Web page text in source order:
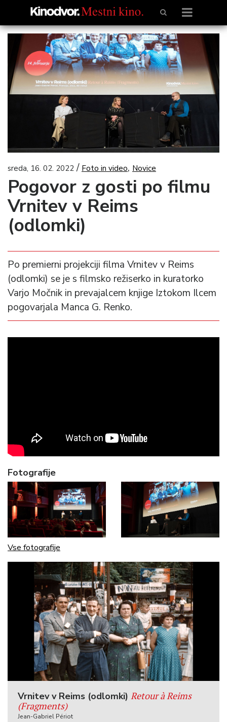
sreda, 16. 02. 2022/ Foto in video, Novice
Pogovor z gosti po filmu
Vrnitev v Reims
(odlomki)
Po premierni projekciji filma Vrnitev v Reims
(odlomki) se je s filmsko režiserko in kuratorko
Varjo Močnik in prevajalcem knjige Iztokom Ilcem
pogovarjala Manca G. Renko.
Fotografije
Vse fotografije
Vrnitev v Reims (odlomki) Retour à Reims
(Fragments)
Jean-Gabriel Périot